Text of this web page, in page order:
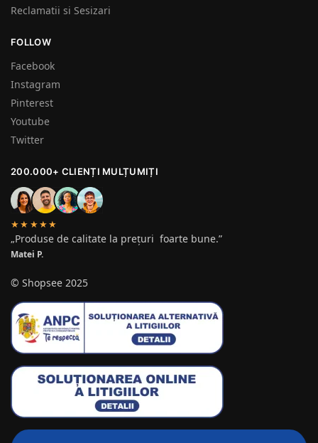
Reclamatii si Sesizari
FOLLOW
Facebook
Instagram
Pinterest
Youtube
Twitter
200.000+ CLIENȚI MULȚUMIȚI
★★★★★
„Produse de calitate la prețuri foarte bune.”
Matei P.
© Shopsee 2025